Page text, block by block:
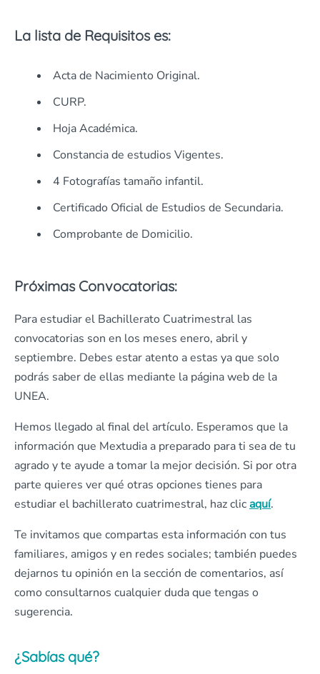
La lista de Requisitos es:
Acta de Nacimiento Original.
CURP.
Hoja Académica.
Constancia de estudios Vigentes.
4 Fotografías tamaño infantil.
Certificado Oficial de Estudios de Secundaria.
Comprobante de Domicilio.
Próximas Convocatorias:
Para estudiar el Bachillerato Cuatrimestral las
convocatorias son en los meses enero, abril y
septiembre. Debes estar atento a estas ya que solo
podrás saber de ellas mediante la página web de la
UNEA.
Hemos llegado al final del artículo. Esperamos que la
información que Mextudia a preparado para ti sea de tu
agrado y te ayude a tomar la mejor decisión. Si por otra
parte quieres ver qué otras opciones tienes para
estudiar el bachillerato cuatrimestral, haz clicaquí.
Te invitamos que compartas esta información con tus
familiares, amigos y en redes sociales; también puedes
dejarnos tu opinión en la sección de comentarios, así
como consultarnos cualquier duda que tengas o
sugerencia.
¿Sabías qué?